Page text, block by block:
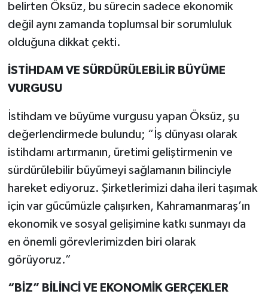
belirten Öksüz, bu sürecin sadece ekonomik
değil aynı zamanda toplumsal bir sorumluluk
olduğuna dikkat çekti.
İSTİHDAM VE SÜRDÜRÜLEBİLİR BÜYÜME
VURGUSU
İstihdam ve büyüme vurgusu yapan Öksüz, şu
değerlendirmede bulundu; “İş dünyası olarak
istihdamı artırmanın, üretimi geliştirmenin ve
sürdürülebilir büyümeyi sağlamanın bilinciyle
hareket ediyoruz. Şirketlerimizi daha ileri taşımak
için var gücümüzle çalışırken, Kahramanmaraş’ın
ekonomik ve sosyal gelişimine katkı sunmayı da
en önemli görevlerimizden biri olarak
görüyoruz.”
“BİZ” BİLİNCİ VE EKONOMİK GERÇEKLER